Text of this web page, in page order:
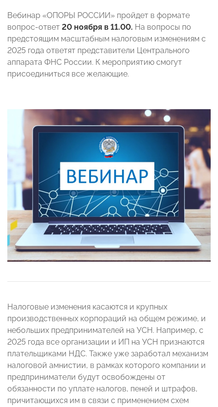
Вебинар «ОПОРЫ РОССИИ» пройдет в формате
вопрос-ответ 20 ноября в 11.00. На вопросы по
предстоящим масштабным налоговым изменениям с
2025 года ответят представители Центрального
аппарата ФНС России. К мероприятию смогут
присоединиться все желающие.
Налоговые изменения касаются и крупных
производственных корпораций на общем режиме, и
небольших предпринимателей на УСН. Например, с
2025 года все организации и ИП на УСН признаются
плательщиками НДС. Также уже заработал механизм
налоговой амнистии, в рамках которого компании и
предприниматели будут освобождены от
обязанности по уплате налогов, пеней и штрафов,
причитающихся им в связи с применением схем